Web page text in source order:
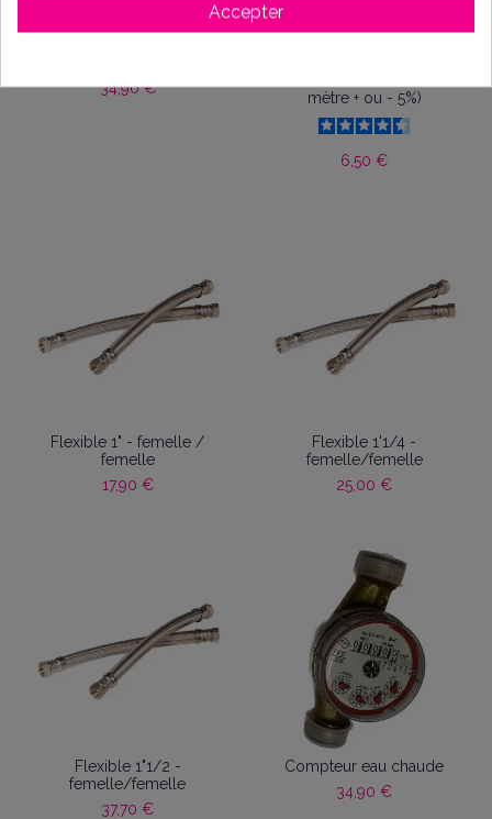
34,90 €
mètre + ou - 5%)
6,50 €
Flexible 1" - femelle /
femelle
17,90 €
Flexible 1'1/4 -
femelle/femelle
25,00 €
Flexible 1"1/2 -
femelle/femelle
37,70 €
Compteur eau chaude
34,90 €
Accepter